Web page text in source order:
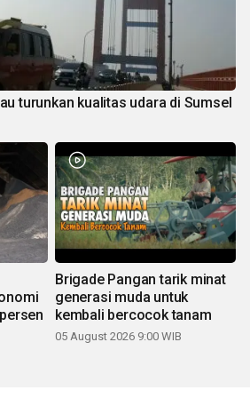
turunkan kualitas udara di Sumsel
Brigade Pangan tarik minat
generasi muda untuk
kembali bercocok tanam
05 August 2026 9:00 WIB